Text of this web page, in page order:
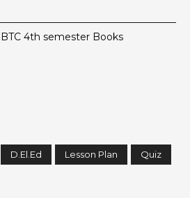
BTC 4th semester Books
D.El.Ed Lesson Plan Quiz